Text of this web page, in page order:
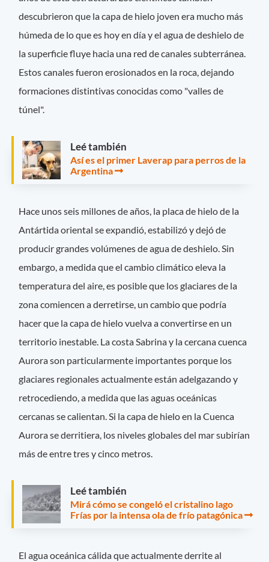
descubrieron que la capa de hielo joven era mucho más
húmeda de lo que es hoy en día y el agua de deshielo de
la superficie fluye hacia una red de canales subterránea.
Estos canales fueron erosionados en la roca, dejando
formaciones distintivas conocidas como "valles de
túnel".
Leé también
Así es el primer Laverap para perros de la
Argentina
Hace unos seis millones de años, la placa de hielo de la
Antártida oriental se expandió, estabilizó y dejó de
producir grandes volúmenes de agua de deshielo. Sin
embargo, a medida que el cambio climático eleva la
temperatura del aire, es posible que los glaciares de la
zona comiencen a derretirse, un cambio que podría
hacer que la capa de hielo vuelva a convertirse en un
territorio inestable. La costa Sabrina y la cercana cuenca
Aurora son particularmente importantes porque los
glaciares regionales actualmente están adelgazando y
retrocediendo, a medida que las aguas oceánicas
cercanas se calientan. Si la capa de hielo en la Cuenca
Aurora se derritiera, los niveles globales del mar subirían
más de entre tres y cinco metros.
Leé también
Mirá cómo se congeló el cristalino lago
Frías por la intensa ola de frío patagónica
El agua oceánica cálida que actualmente derrite al